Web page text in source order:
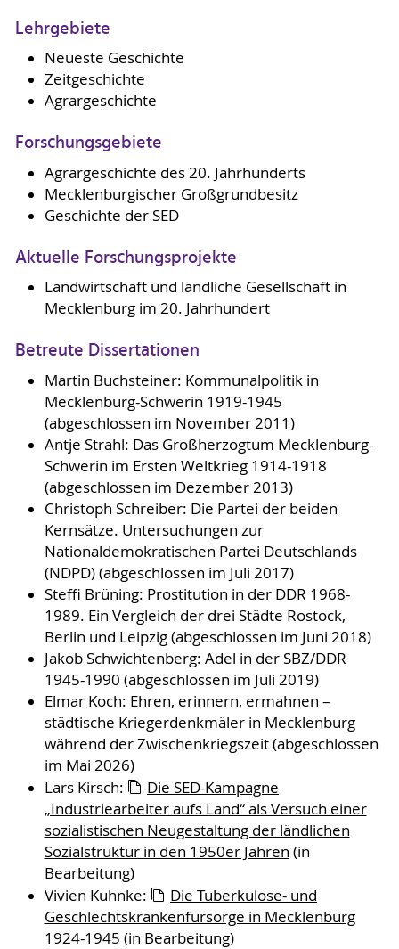
Lehrgebiete
Neueste Geschichte
Zeitgeschichte
Agrargeschichte
Forschungsgebiete
Agrargeschichte des 20. Jahrhunderts
Mecklenburgischer Großgrundbesitz
Geschichte der SED
Aktuelle Forschungsprojekte
Landwirtschaft und ländliche Gesellschaft in
Mecklenburg im 20. Jahrhundert
Betreute Dissertationen
Martin Buchsteiner: Kommunalpolitik in
Mecklenburg-Schwerin 1919-1945
(abgeschlossen im November 2011)
Antje Strahl: Das Großherzogtum Mecklenburg-
Schwerin im Ersten Weltkrieg 1914-1918
(abgeschlossen im Dezember 2013)
Christoph Schreiber: Die Partei der beiden
Kernsätze. Untersuchungen zur
Nationaldemokratischen Partei Deutschlands
(NDPD) (abgeschlossen im Juli 2017)
Steffi Brüning: Prostitution in der DDR 1968-
1989. Ein Vergleich der drei Städte Rostock,
Berlin und Leipzig (abgeschlossen im Juni 2018)
Jakob Schwichtenberg: Adel in der SBZ/DDR
1945-1990 (abgeschlossen im Juli 2019)
Elmar Koch: Ehren, erinnern, ermahnen –
städtische Kriegerdenkmäler in Mecklenburg
während der Zwischenkriegszeit (abgeschlossen
im Mai 2026)
Lars Kirsch:
Die SED-Kampagne
„Industriearbeiter aufs Land“ als Versuch einer
sozialistischen Neugestaltung der ländlichen
Sozialstruktur in den 1950er Jahren (in
Bearbeitung)
Vivien Kuhnke:
Die Tuberkulose- und
Geschlechtskrankenfürsorge in Mecklenburg
1924-1945 (in Bearbeitung)